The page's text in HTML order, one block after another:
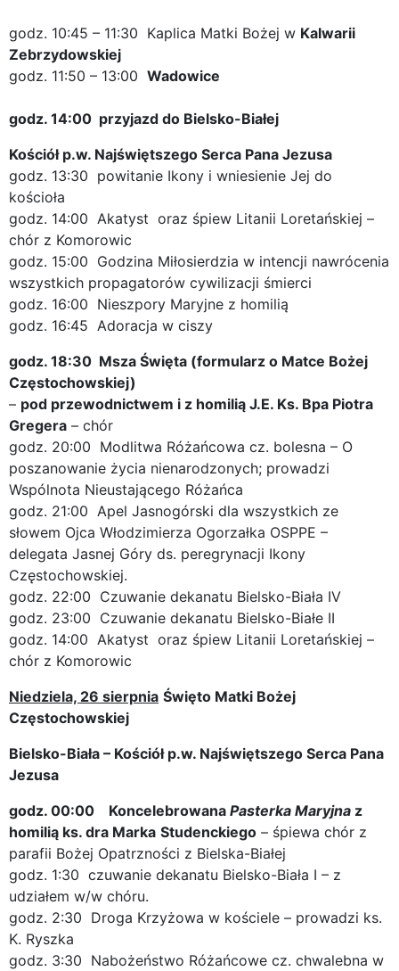
godz. 10:45 – 11:30 Kaplica Matki Bożej w Kalwarii
Zebrzydowskiej
godz. 11:50 – 13:00 Wadowice
godz. 14:00 przyjazd do Bielsko-Białej
Kościół p.w. Najświętszego Serca Pana Jezusa
godz. 13:30 powitanie Ikony i wniesienie Jej do
kościoła
godz. 14:00 Akatyst oraz śpiew Litanii Loretańskiej –
chór z Komorowic
godz. 15:00 Godzina Miłosierdzia w intencji nawrócenia
wszystkich propagatorów cywilizacji śmierci
godz. 16:00 Nieszpory Maryjne z homilią
godz. 16:45 Adoracja w ciszy
godz. 18:30 Msza Święta (formularz o Matce Bożej
Częstochowskiej)
– pod przewodnictwem i z homilią J.E. Ks. Bpa Piotra
Gregera – chór
godz. 20:00 Modlitwa Różańcowa cz. bolesna – O
poszanowanie życia nienarodzonych; prowadzi
Wspólnota Nieustającego Różańca
godz. 21:00 Apel Jasnogórski dla wszystkich ze
słowem Ojca Włodzimierza Ogorzałka OSPPE –
delegata Jasnej Góry ds. peregrynacji Ikony
Częstochowskiej.
godz. 22:00 Czuwanie dekanatu Bielsko-Biała IV
godz. 23:00 Czuwanie dekanatu Bielsko-Białe II
godz. 14:00 Akatyst oraz śpiew Litanii Loretańskiej –
chór z Komorowic
Niedziela, 26 sierpnia Święto Matki Bożej
Częstochowskiej
Bielsko-Biała – Kościół p.w. Najświętszego Serca Pana
Jezusa
godz. 00:00 Koncelebrowana Pasterka Maryjna z
homilią ks. dra Marka Studenckiego – śpiewa chór z
parafii Bożej Opatrzności z Bielska-Białej
godz. 1:30 czuwanie dekanatu Bielsko-Biała I – z
udziałem w/w chóru.
godz. 2:30 Droga Krzyżowa w kościele – prowadzi ks.
K. Ryszka
godz. 3:30 Nabożeństwo Różańcowe cz. chwalebna w